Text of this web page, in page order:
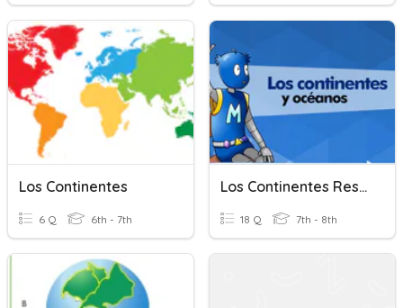
Los Continentes
6 Q 6th - 7th
Los Continentes Resumen
18 Q 7th - 8th